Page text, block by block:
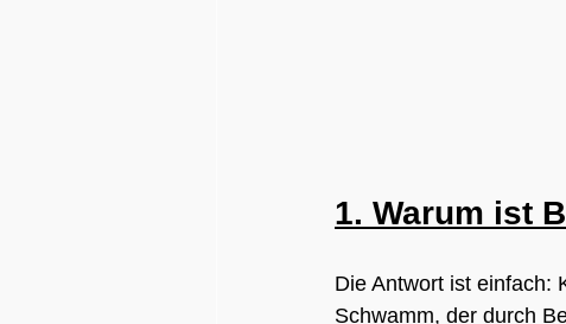
1. Warum ist
Die Antwort ist einfach:
Schwamm, der durch